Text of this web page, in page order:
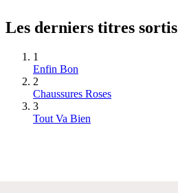
Les derniers titres sortis
1
Enfin Bon
2
Chaussures Roses
3
Tout Va Bien